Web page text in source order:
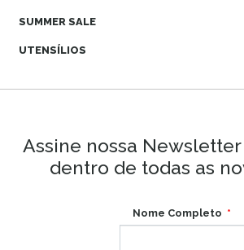
SUMMER SALE
UTENSÍLIOS
Assine nossa
dentro de todas as
Nome Completo